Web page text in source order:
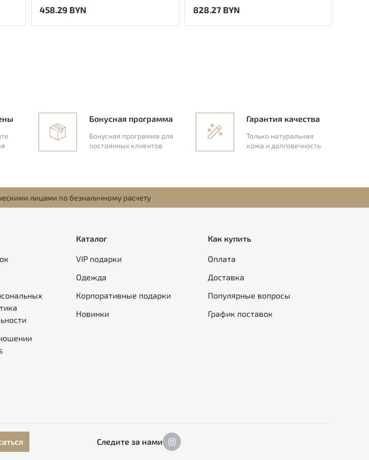
458.29 BYN 828.27 BYN
Бонусная программа
Бонусная программа для
постоянных клиентов
Гарантия качества
Только натуральная
кожа и долговечность
лицами по безналичному расчету
Каталог
VIP подарки
Одежда
Корпоративные подарки
Новинки
Как купить
Оплата
Доставка
Популярные вопросы
График поставок
Следите за нами